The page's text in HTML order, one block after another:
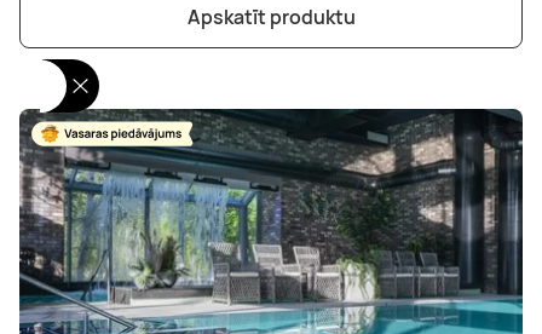
Apskatīt produktu